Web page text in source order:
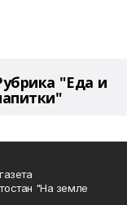
"Еда и
"На земле